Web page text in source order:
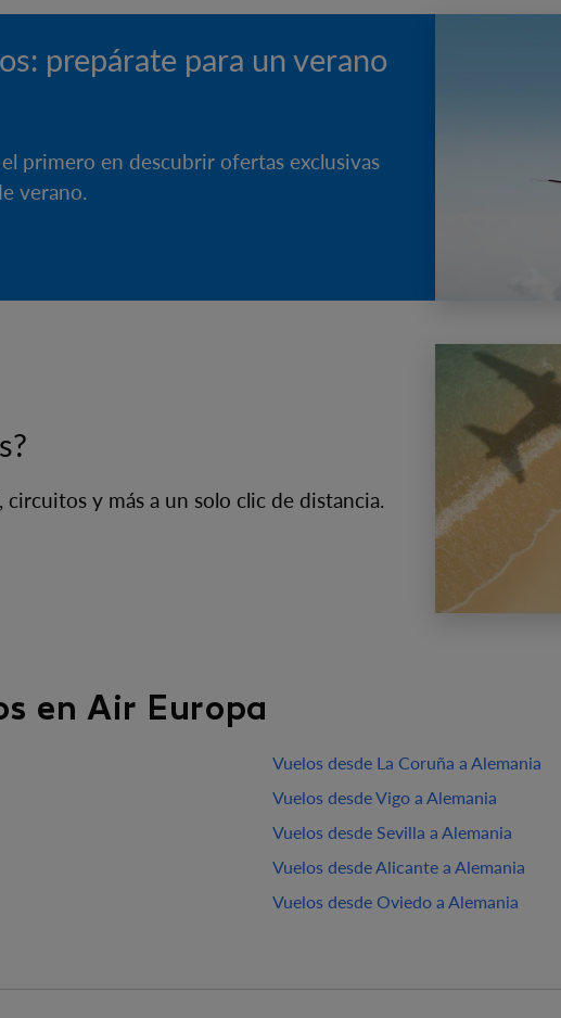
prepárate para un verano
primero en descubrir ofertas exclusivas
verano.
y más a un solo clic de distancia.
en Air Europa
Vuelos desde La Coruña a Alemania
Vuelos desde Vigo a Alemania
Vuelos desde Sevilla a Alemania
Vuelos desde Alicante a Alemania
Vuelos desde Oviedo a Alemania